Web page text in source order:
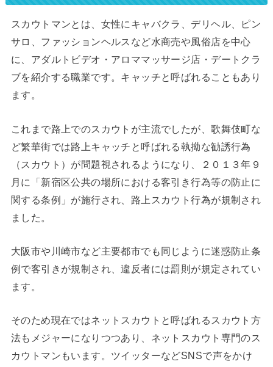
スカウトマンとは、女性にキャバクラ、デリヘル、ピン
サロ、ファッションヘルスなど水商売や風俗店を中心
に、アダルトビデオ・アロママッサージ店・デートクラ
ブを紹介する職業です。キャッチと呼ばれることもあり
ます。
これまで路上でのスカウトが主流でしたが、歌舞伎町な
ど繁華街では路上キャッチと呼ばれる執拗な勧誘行為
（スカウト）が問題視されるようになり、２０１３年９
月に「新宿区公共の場所における客引き行為等の防止に
関する条例」が施行され、路上スカウト行為が規制され
ました。
大阪市や川崎市など主要都市でも同じように迷惑防止条
例で客引きが規制され、違反者には罰則が規定されてい
ます。
そのため現在ではネットスカウトと呼ばれるスカウト方
法もメジャーになりつつあり、ネットスカウト専門のス
カウトマンもいます。ツイッターなどSNSで声をかけ